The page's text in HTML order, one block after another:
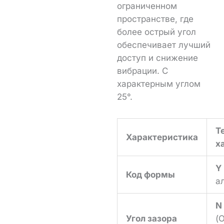
ограниченном
пространстве, где
более острый угол
обеспечивает лучший
доступ и снижение
вибрации. С
характерным углом
25°.
Характеристика
Код формы
Y
Угол зазора
N